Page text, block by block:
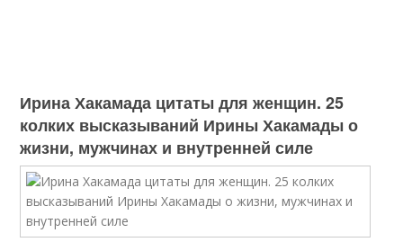
Ирина Хакамада цитаты для женщин. 25
колких высказываний Ирины Хакамады о
жизни, мужчинах и внутренней силе